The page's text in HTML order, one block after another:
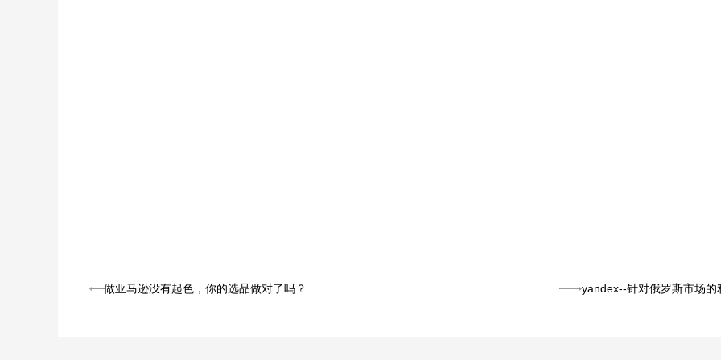
做亚马逊没有起色，你的选品做对了吗？ yandex--针对俄罗斯市场的